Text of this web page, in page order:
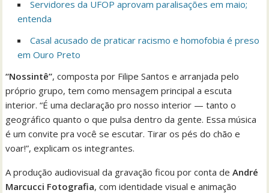
Servidores da UFOP aprovam paralisações em maio;
entenda
Casal acusado de praticar racismo e homofobia é preso
em Ouro Preto
“Nossintê”, composta por Filipe Santos e arranjada pelo
próprio grupo, tem como mensagem principal a escuta
interior. “É uma declaração pro nosso interior — tanto o
geográfico quanto o que pulsa dentro da gente. Essa música
é um convite pra você se escutar. Tirar os pés do chão e
voar!”, explicam os integrantes.
A produção audiovisual da gravação ficou por conta deAndré
Marcucci Fotografia, com identidade visual e animação